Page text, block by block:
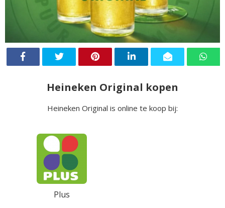
Heineken Original kopen
Heineken Original is online te koop bij:
Plus